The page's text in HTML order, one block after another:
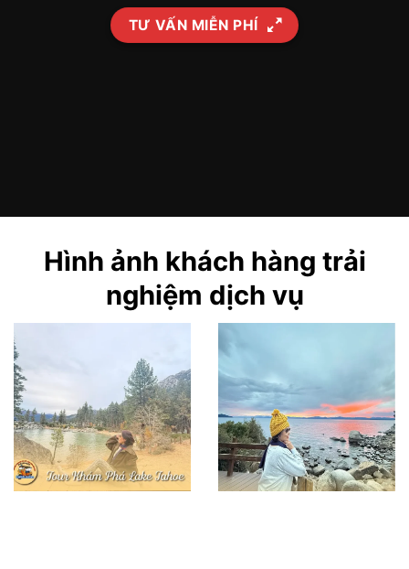
TƯ VẤN MIỄN PHÍ
Hình ảnh khách hàng trải
nghiệm dịch vụ